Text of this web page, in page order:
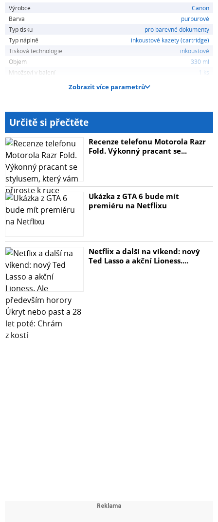
Výrobce
Canon
Barva
purpurové
Typ tisku
pro barevné dokumenty
Typ náplně
inkoustové kazety (cartridge)
Tisková technologie
inkoustové
Objem
330 ml
Množství v balení
1 ks
Zobrazit více parametrů
Určitě si přečtěte
Recenze telefonu Motorola Razr
Fold. Výkonný pracant se...
Ukázka z GTA 6 bude mít
premiéru na Netflixu
Netflix a další na víkend: nový
Ted Lasso a akční Lioness....